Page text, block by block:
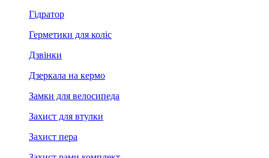
Гідратор
Герметики для коліс
Дзвінки
Дзеркала на кермо
Замки для велосипеда
Захист для втулки
Захист пера